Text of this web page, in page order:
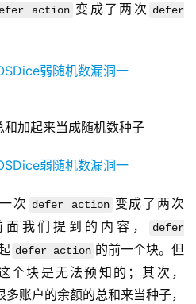
action 变成了两次 defer
加起来当成随机数种子
次 defer action 变成了两次
面我们提到的内容，
defer
defer action 的前一个块。但
个块是无法预知的；其次，
账户的余额的总和来当种子，